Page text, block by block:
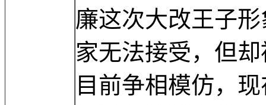
廉这次大改王子
家无法接受，但
目前争相模仿，